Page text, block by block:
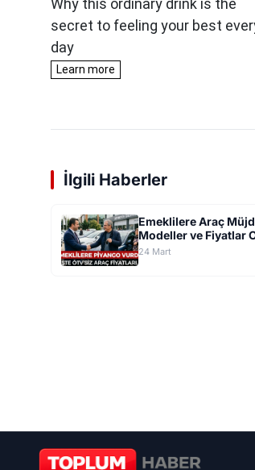
İlgili Haberler
Emeklilere Araç
Modeller ve Fiyatlar
24 Mart
ŞOK Market’in 21–26 Mart
olan indirimlerde